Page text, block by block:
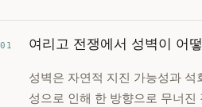
01 여리고 전쟁에서 성벽이 어
성벽은 자연적 지진 가능성과
성으로 인해 한 방향으로 무너